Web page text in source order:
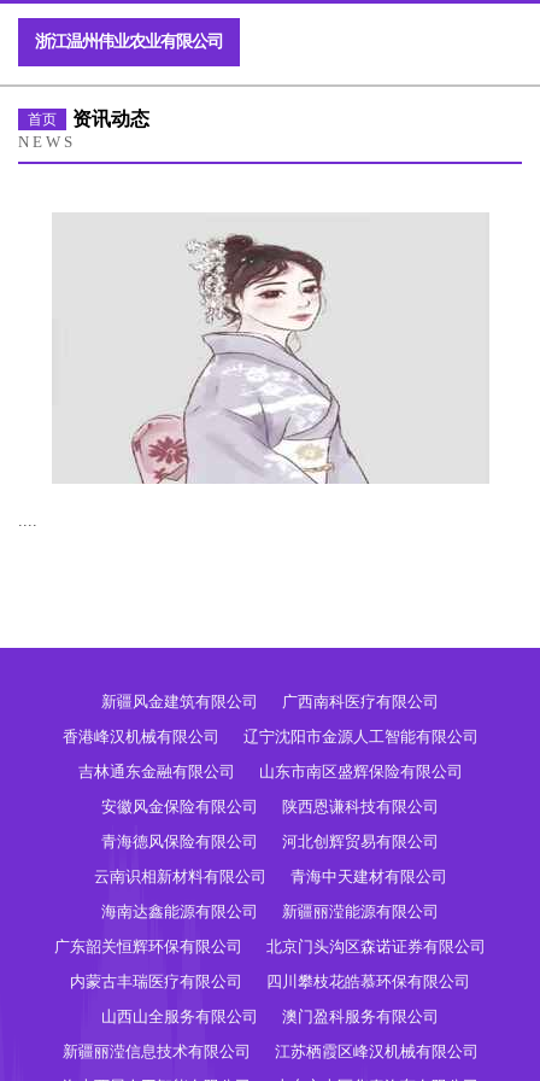
浙江温州伟业农业有限公司
首页 资讯动态
NEWS
....
新疆风金建筑有限公司
广西南科医疗有限公司
香港峰汉机械有限公司
辽宁沈阳市金源人工智能有限公司
吉林通东金融有限公司
山东市南区盛辉保险有限公司
安徽风金保险有限公司
陕西恩谦科技有限公司
青海德风保险有限公司
河北创辉贸易有限公司
云南识相新材料有限公司
青海中天建材有限公司
海南达鑫能源有限公司
新疆丽滢能源有限公司
广东韶关恒辉环保有限公司
北京门头沟区森诺证券有限公司
内蒙古丰瑞医疗有限公司
四川攀枝花皓慕环保有限公司
山西山全服务有限公司
澳门盈科服务有限公司
新疆丽滢信息技术有限公司
江苏栖霞区峰汉机械有限公司